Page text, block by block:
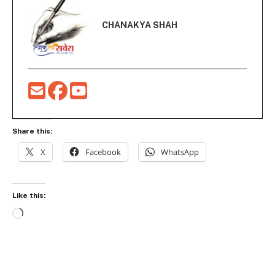
CHANAKYA SHAH
Share this:
X Facebook WhatsApp
Like this:
Loading…